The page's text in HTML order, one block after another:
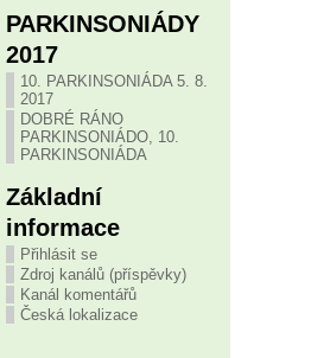
PARKINSONIÁDY
2017
10. PARKINSONIÁDA 5. 8.
2017
DOBRÉ RÁNO
PARKINSONIÁDO, 10.
PARKINSONIÁDA
Základní
informace
Přihlásit se
Zdroj kanálů (příspěvky)
Kanál komentářů
Česká lokalizace